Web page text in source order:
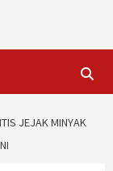
JEJAK MINYAK